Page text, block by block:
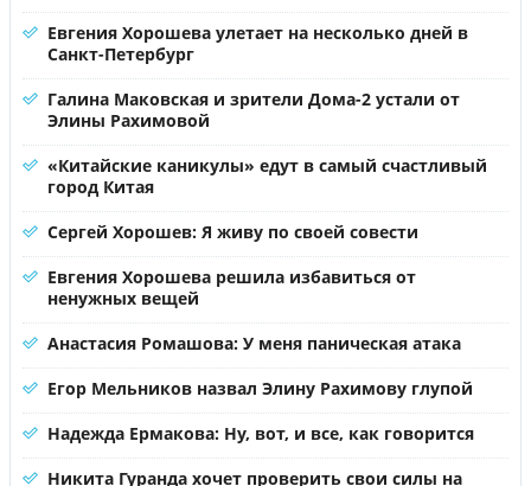
Евгения Хорошева улетает на несколько дней в
Санкт-Петербург
Галина Маковская и зрители Дома-2 устали от
Элины Рахимовой
«Китайские каникулы» едут в самый счастливый
город Китая
Сергей Хорошев: Я живу по своей совести
Евгения Хорошева решила избавиться от
ненужных вещей
Анастасия Ромашова: У меня паническая атака
Егор Мельников назвал Элину Рахимову глупой
Надежда Ермакова: Ну, вот, и все, как говорится
Никита Гуранда хочет проверить свои силы на